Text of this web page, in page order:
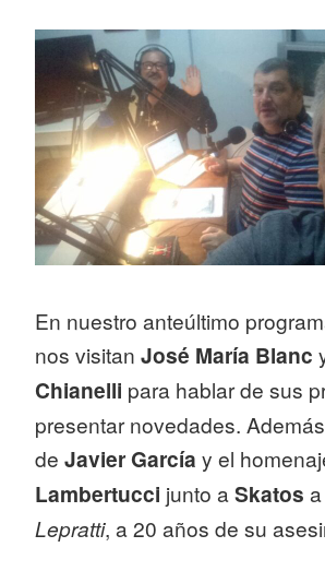
En nuestro anteúltimo
nos visitan José María Blanc
Chianelli para hablar de sus
presentar novedades.
de Javier García y el
Lambertucci junto aSkatos a
Lepratti, a 20 años de su